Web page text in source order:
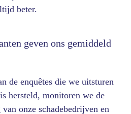
beter.
geven ons gemiddeld
de enquêtes die we uitsturen
hersteld, monitoren we de
onze schadebedrijven en